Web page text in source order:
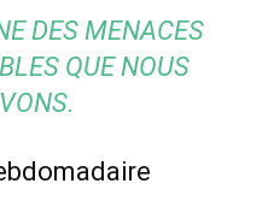
DES MENACES
QUE NOUS